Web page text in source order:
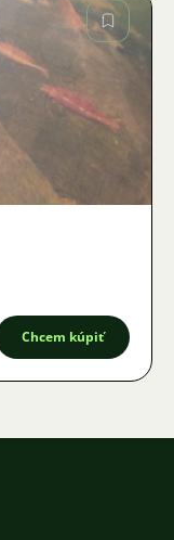
Chcem kúpiť